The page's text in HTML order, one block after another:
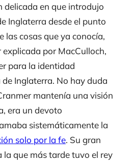
delicada en que introdujo
Inglaterra desde el punto
las cosas que ya conocía,
por MacCulloch,
para la identidad
Inglaterra. No hay duda
mantenía una visión
era un devoto
sistemáticamente la
solo por la fe. Su gran
la que más tarde tuvo el rey